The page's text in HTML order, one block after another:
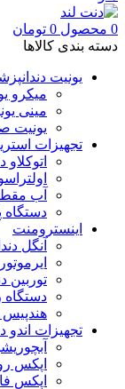
0 محصول 0 تومان
دسته بندی کالاها
یونیت
میکرو
مینی
یونیت
تجهیزات
آب
دستگاه
اینسترومنت
آنگل
توربین
دستگاه
هندپیس
تجهیزات اندو
اپکس
اپکس